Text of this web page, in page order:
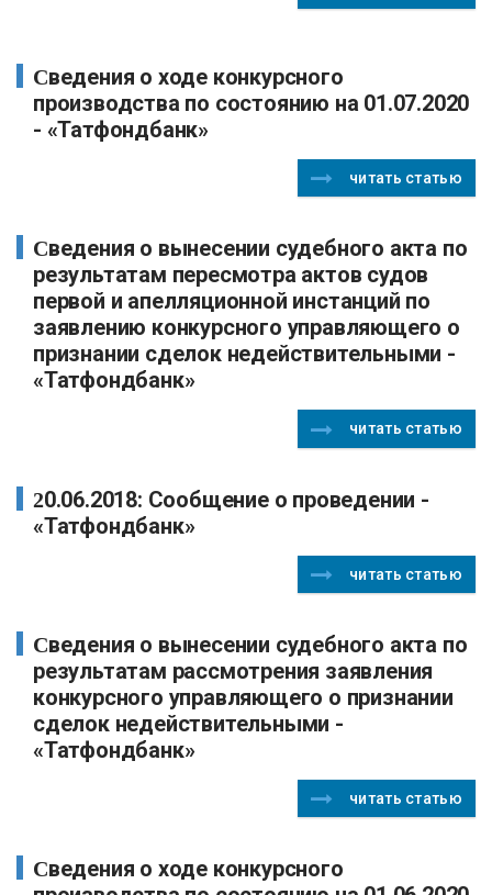
Сведения о ходе конкурсного
производства по состоянию на 01.07.2020
- «Татфондбанк»
читать статью
Сведения о вынесении судебного акта по
результатам пересмотра актов судов
первой и апелляционной инстанций по
заявлению конкурсного управляющего о
признании сделок недействительными -
«Татфондбанк»
читать статью
20.06.2018: Сообщение о проведении -
«Татфондбанк»
читать статью
Сведения о вынесении судебного акта по
результатам рассмотрения заявления
конкурсного управляющего о признании
сделок недействительными -
«Татфондбанк»
читать статью
Сведения о ходе конкурсного